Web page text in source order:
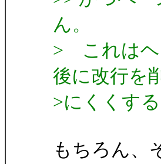
ん。
> これはヘ
後に改行を
>にくくす
もちろん、